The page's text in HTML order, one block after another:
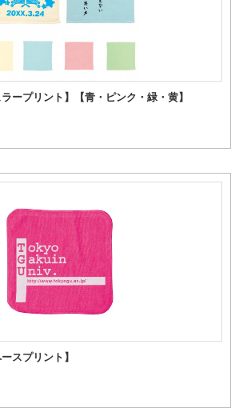
名入れあり
ープリント】【青・ピンク・緑・黄】
スプリント】